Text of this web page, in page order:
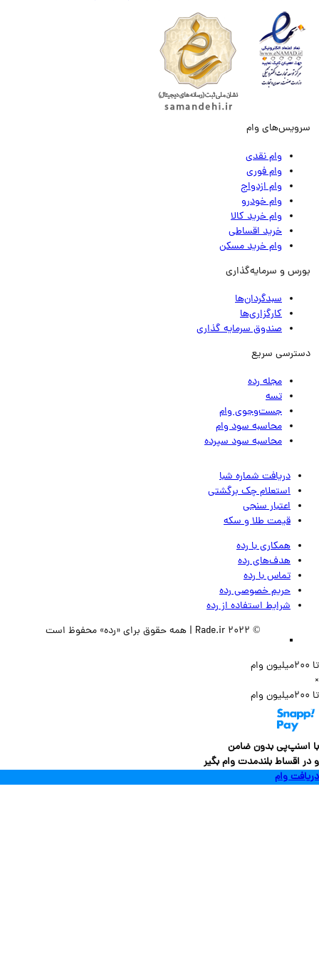
وام
وام نقدی
وام فوری
وام ازدواج
وام خودرو
وام خرید کالا
خرید اقساطی
وام خرید مسکن
و سرمایه‌گذاری
سبدگردان‌ها
کارگزاری‌ها
صندوق سرمایه گذاری
سریع
مجله رده
تسه
جست‌وجوی وام
محاسبه سود وام
محاسبه سود سپرده
دریافت شماره شبا
استعلام چک برگشتی
اعتبار سنجی
قیمت طلا و سکه
همکاری با رده
هدف‌های رده
تماس‌ با‌ رده
حریم خصوصی رده
شرایط استفاده از رده
بدون ضامن
بلندمدت وام بگیر
وام